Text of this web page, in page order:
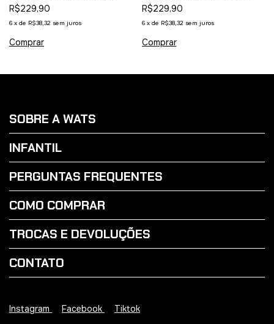
R$229,90
6 x de R$38,32 sem juros
Comprar
R$229,90
6 x de R$38,32 sem juros
Comprar
SOBRE A WATS
INFANTIL
PERGUNTAS FREQUENTES
COMO COMPRAR
TROCAS E DEVOLUÇÕES
CONTATO
Instagram Facebook Tiktok